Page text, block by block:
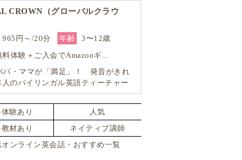
CROWN（グローバルクラウ
965円～/20分 年齢
3〜12歳
料体験＋ご入会でAmazonギ...
パ・ママが「満足」！ 発音がきれ
人のバイリンガル英語ティーチャー
はじめてのマンツーマン英会話
験あり
人気
材あり
ネイティブ講師
オンライン英会話・おすすめ一覧